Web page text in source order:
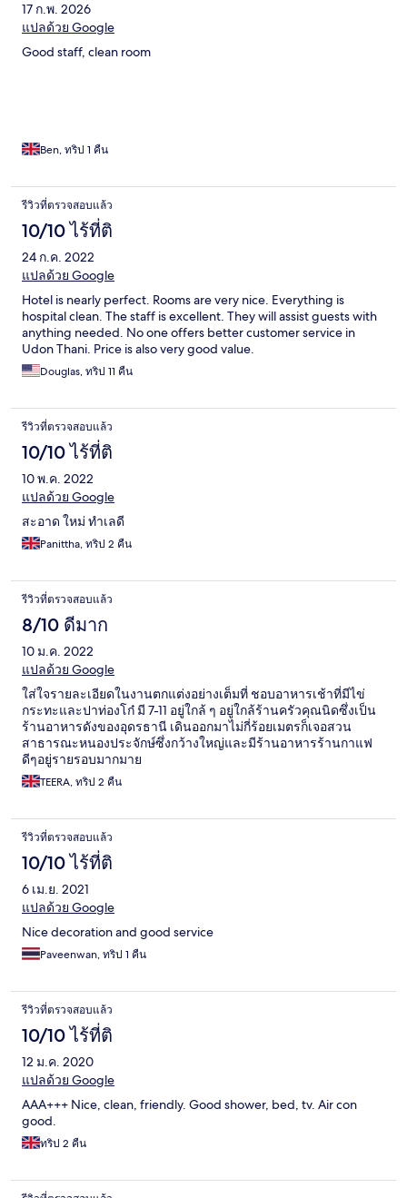
17 ก.พ. 2026
แปลด้วย Google
Good staff, clean room
Ben, ทริป 1 คืน
รีวิวที่ตรวจสอบแล้ว
10/10 ไร้ที่ติ
24 ก.ค. 2022
แปลด้วย Google
Hotel is nearly perfect. Rooms are very nice. Everything is
hospital clean. The staff is excellent. They will assist guests with
anything needed. No one offers better customer service in
Udon Thani. Price is also very good value.
Douglas, ทริป 11 คืน
รีวิวที่ตรวจสอบแล้ว
10/10 ไร้ที่ติ
10 พ.ค. 2022
แปลด้วย Google
สะอาด ใหม่ ทำเลดี
Panittha, ทริป 2 คืน
รีวิวที่ตรวจสอบแล้ว
8/10 ดีมาก
10 ม.ค. 2022
แปลด้วย Google
ใส่ใจรายละเอียดในงานตกแต่งอย่างเต็มที่ ชอบอาหารเช้าที่มีไข่
กระทะและปาท่องโก๋ มี 7-11 อยู่ใกล้ ๆ อยู่ใกล้ร้านครัวคุณนิดซึ่งเป็น
ร้านอาหารดังของอุดรธานี เดินออกมาไม่กี่ร้อยเมตรก็เจอสวน
สาธารณะหนองประจักษ์ซึ่งกว้างใหญ่และมีร้านอาหารร้านกาแฟ
ดีๆอยู่รายรอบมากมาย
TEERA, ทริป 2 คืน
รีวิวที่ตรวจสอบแล้ว
10/10 ไร้ที่ติ
6 เม.ย. 2021
แปลด้วย Google
Nice decoration and good service
Paveenwan, ทริป 1 คืน
รีวิวที่ตรวจสอบแล้ว
10/10 ไร้ที่ติ
12 ม.ค. 2020
แปลด้วย Google
AAA+++ Nice, clean, friendly. Good shower, bed, tv. Air con
good.
ทริป 2 คืน